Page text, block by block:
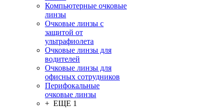
Компьютерные очковые
линзы
Очковые линзы с
защитой от
ультрафиолета
Очковые линзы для
водителей
Очковые линзы для
офисных сотрудников
Перифокальные
очковые линзы
+ ЕЩЕ 1